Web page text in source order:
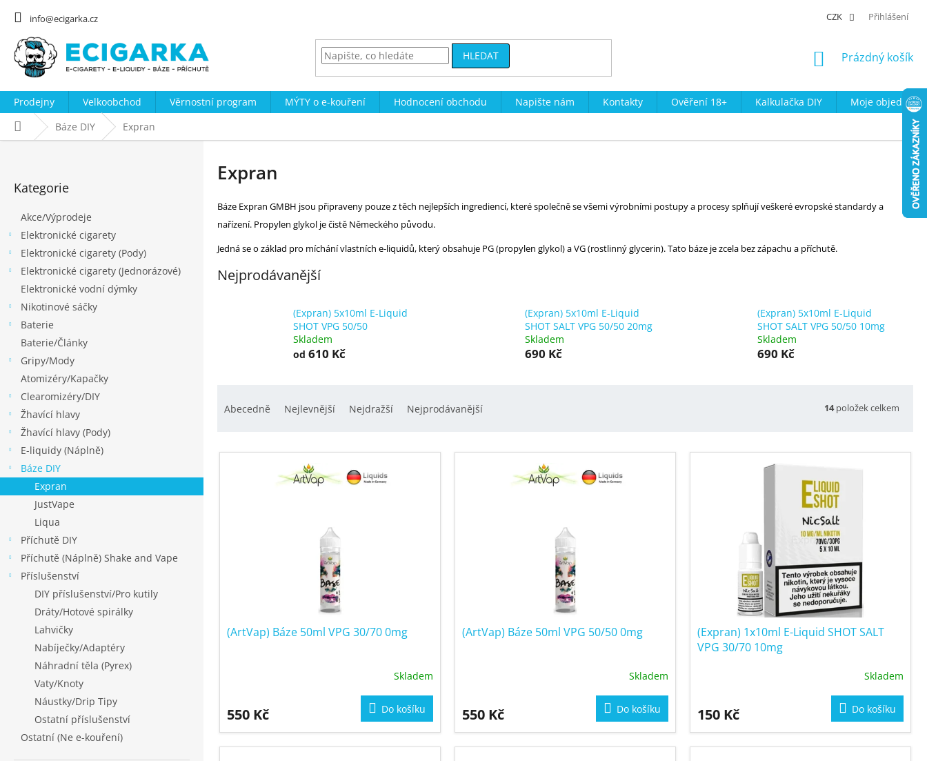
info@ecigarka.cz CZK Přihlášení
HLEDAT
NÁKUPNÍ
Prázdný košík
Prodejny Velkoobchod Věrnostní program MÝTY o e-kouření Hodnocení obchodu Napište nám Kontakty Ověření 18+ Kalkulačka DIY
Moje
Domů Báze DIY Expran
kategorie
Kategorie
Akce/Výprodeje
Elektronické cigarety
Elektronické cigarety (Pody)
Elektronické cigarety (Jednorázové)
Elektronické vodní dýmky
Nikotinové sáčky
Baterie
Baterie/Články
Gripy/Mody
Atomizéry/Kapačky
Clearomizéry/DIY
Žhavící hlavy
Žhavící hlavy (Pody)
E-liquidy (Náplně)
Báze DIY
Expran
JustVape
Liqua
Příchutě DIY
Příchutě (Náplně) Shake and Vape
Příslušenství
DIY příslušenství/Pro kutily
Dráty/Hotové spirálky
Lahvičky
Nabíječky/Adaptéry
Náhradní těla (Pyrex)
Vaty/Knoty
Náustky/Drip Tipy
Ostatní příslušenství
Ostatní (Ne e-kouření)
Expran
Báze Expran GMBH jsou připraveny pouze z těch nejlepších ingrediencí, které společně se všemi výrobními postupy a procesy splňují veškeré evropské standardy a
nařízení. Propylen glykol je čistě Německého původu.
Jedná se o základ pro míchání vlastních e-liquidů, který obsahuje PG (propylen glykol) a VG (rostlinný glycerin). Tato báze je zcela bez zápachu a příchutě.
Nejprodávanější
(Expran) 5x10ml E-Liquid
SHOT VPG 50/50
Skladem
od 610 Kč
(Expran) 5x10ml E-Liquid
SHOT SALT VPG 50/50 20mg
Skladem
690 Kč
(Expran) 5x10ml E-Liquid
SHOT SALT VPG 50/50 10mg
Skladem
690 Kč
Abecedně Nejlevnější Nejdražší Nejprodávanější 14položek celkem
V
(ArtVap) Báze 50ml VPG 30/70 0mg
Skladem
550 Kč Do košíku
(ArtVap) Báze 50ml VPG 50/50 0mg
Skladem
550 Kč Do košíku
(Expran) 1x10ml E-Liquid SHOT SALT
VPG 30/70 10mg
Skladem
150 Kč Do košíku